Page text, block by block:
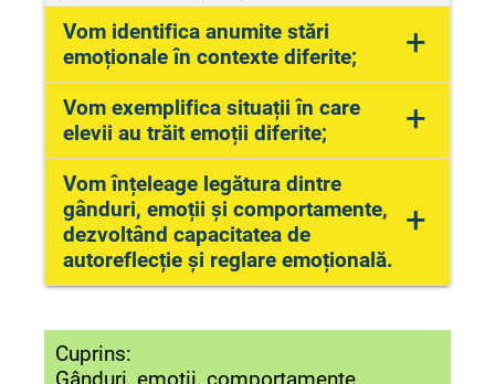
Vom identifica anumite stări
emoționale în contexte diferite;
+
(bucurie, tristețe, încredere, optimism,
descurajare, furie, entuziasm, curaj)
Vom exemplifica situații în care
elevii au trăit emoții diferite;
+
(numesc și exprimă emoțiile din viața
lor)
Vom înțeleage legătura dintre
gânduri, emoții și comportamente,
dezvoltând capacitatea de
autoreflecție și reglare emoțională.
+
gânduri și capacitatea lor de gestionare
a emoțiilor)
Cuprins:
Gânduri, emoții, comportamente